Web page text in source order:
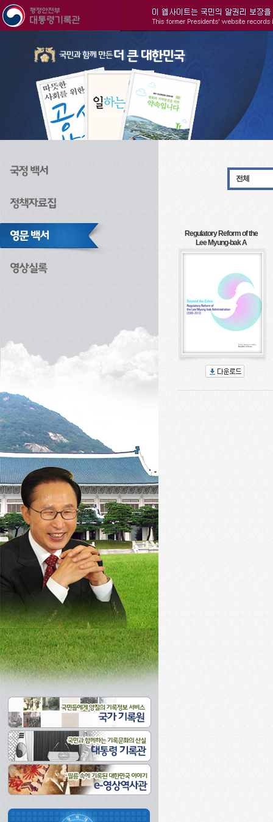
전체
Regulatory Reform of the
Lee Myung-bak A